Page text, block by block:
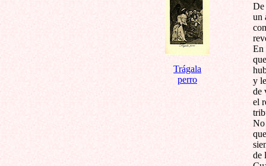
De
un
En
y
de
el
No
de
Trágala
perro